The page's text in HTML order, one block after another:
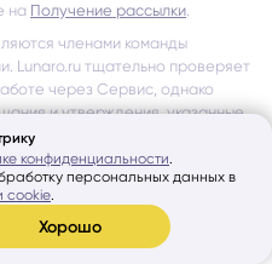
конфиденциальности.
персональных данных в
cookie.
Хорошо
на Получение рассылки.
членами команды
Lunaro.ru тщательно проверяет
через Сервис, однако
и утверждения, указанные
других Пользователей